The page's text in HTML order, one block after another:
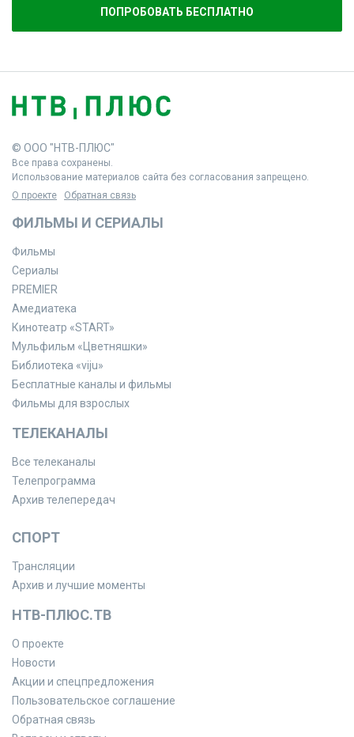
ПОПРОБОВАТЬ БЕСПЛАТНО
© ООО "НТВ-ПЛЮС"
Все права сохранены.
Использование материалов сайта без согласования запрещено.
О проекте
Обратная связь
ФИЛЬМЫ И СЕРИАЛЫ
Фильмы
Сериалы
PREMIER
Амедиатека
Кинотеатр «START»
Мульфильм «Цветняшки»
Библиотека «viju»
Бесплатные каналы и фильмы
Фильмы для взрослых
ТЕЛЕКАНАЛЫ
Все телеканалы
Телепрограмма
Архив телепередач
СПОРТ
Трансляции
Архив и лучшие моменты
НТВ-ПЛЮС.ТВ
О проекте
Новости
Акции и спецпредложения
Пользовательское соглашение
Обратная связь